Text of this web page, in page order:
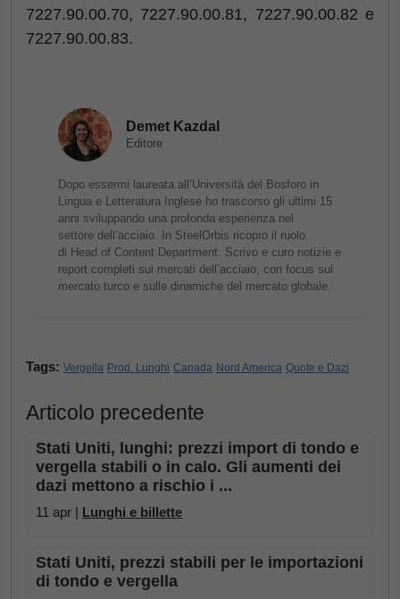
7227.90.00.70, 7227.90.00.81, 7227.90.00.82 e
7227.90.00.83.
Demet Kazdal
Editore
Dopo essermi laureata all’Università del Bosforo in
Lingua e Letteratura Inglese ho trascorso gli ultimi 15
anni sviluppando una profonda esperienza nel
settore dell’acciaio. In SteelOrbis ricopro il ruolo
di Head of Content Department. Scrivo e curo notizie e
report completi sui mercati dell’acciaio, con focus sul
mercato turco e sulle dinamiche del mercato globale.
Tags: Vergella Prod. Lunghi Canada Nord America Quote e Dazi
Articolo precedente
Stati Uniti, lunghi: prezzi import di tondo e
vergella stabili o in calo. Gli aumenti dei
dazi mettono a rischio i ...
11 apr | Lunghi e billette
Stati Uniti, prezzi stabili per le importazioni
di tondo e vergella